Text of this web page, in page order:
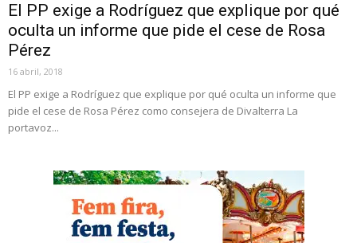
El PP exige a Rodríguez que explique por qué
oculta un informe que pide el cese de Rosa
Pérez
16 abril, 2018
El PP exige a Rodríguez que explique por qué oculta un informe que
pide el cese de Rosa Pérez como consejera de Divalterra La
portavoz...